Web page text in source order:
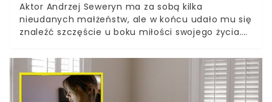
Aktor Andrzej Seweryn ma za sobą kilka
nieudanych małżeństw, ale w końcu udało mu się
znaleźć szczęście u boku miłości swojego życia.
niewinnych słów.